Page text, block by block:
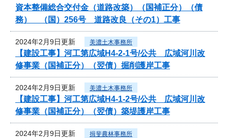
資本整備総合交付金（道路改築）（国補正分）（債
務） （国）256号 道路改良（その1）工事
2024年2月9日更新 美濃土木事務所
【建設工事】河工第広域H4-2-1号/公共 広域河川改
修事業（国補正分）（翌債）掘削護岸工事
2024年2月9日更新 美濃土木事務所
【建設工事】河工第広域H4-1-2号/公共 広域河川改
修事業（国補正分）（翌債）築堤護岸工事
2024年2月9日更新 揖斐農林事務所